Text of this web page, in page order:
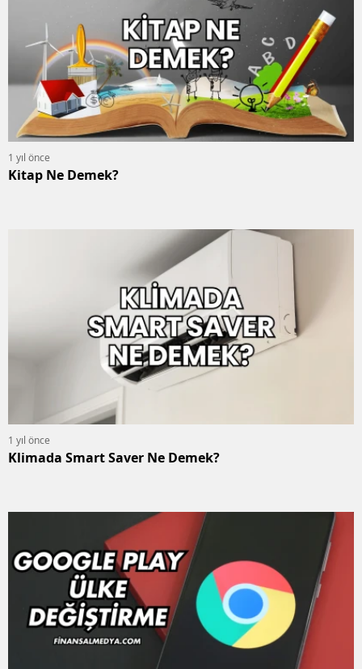
1 yıl önce
Kitap Ne Demek?
1 yıl önce
Klimada Smart Saver Ne Demek?